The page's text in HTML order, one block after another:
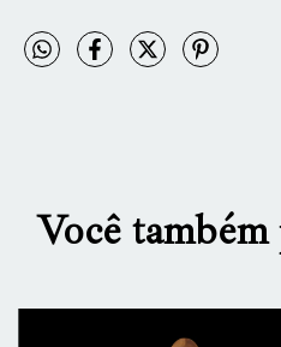
Você também